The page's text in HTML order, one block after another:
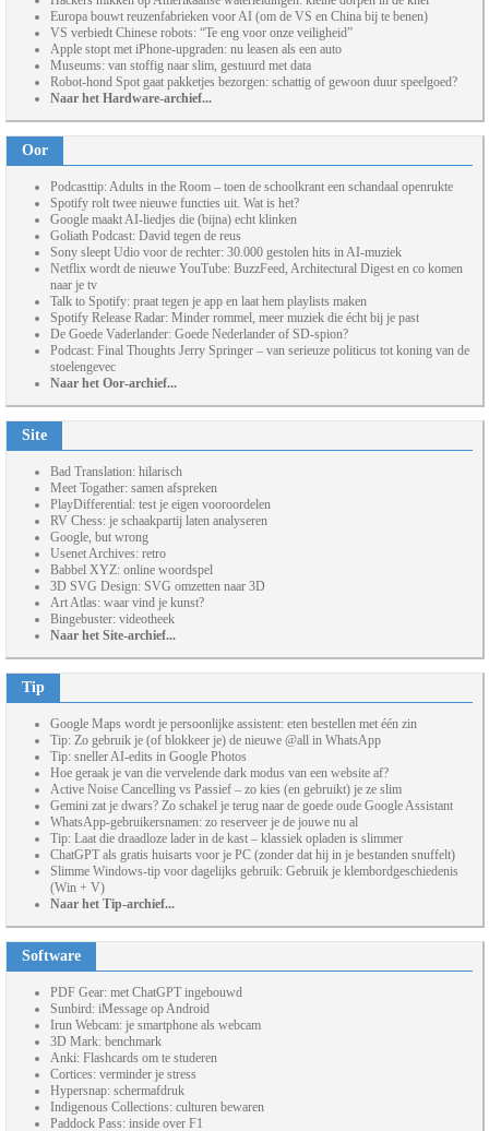
Europa bouwt reuzenfabrieken voor AI (om de VS en China bij te benen)
VS verbiedt Chinese robots: “Te eng voor onze veiligheid”
Apple stopt met iPhone-upgraden: nu leasen als een auto
Museums: van stoffig naar slim, gestuurd met data
Robot-hond Spot gaat pakketjes bezorgen: schattig of gewoon duur speelgoed?
Naar het Hardware-archief...
Oor
Podcasttip: Adults in the Room – toen de schoolkrant een schandaal openrukte
Spotify rolt twee nieuwe functies uit. Wat is het?
Google maakt AI-liedjes die (bijna) echt klinken
Goliath Podcast: David tegen de reus
Sony sleept Udio voor de rechter: 30.000 gestolen hits in AI-muziek
Netflix wordt de nieuwe YouTube: BuzzFeed, Architectural Digest en co komen
naar je tv
Talk to Spotify: praat tegen je app en laat hem playlists maken
Spotify Release Radar: Minder rommel, meer muziek die écht bij je past
De Goede Vaderlander: Goede Nederlander of SD-spion?
Podcast: Final Thoughts Jerry Springer – van serieuze politicus tot koning van de
stoelengevec
Naar het Oor-archief...
Site
Bad Translation: hilarisch
Meet Togather: samen afspreken
PlayDifferential: test je eigen vooroordelen
RV Chess: je schaakpartij laten analyseren
Google, but wrong
Usenet Archives: retro
Babbel XYZ: online woordspel
3D SVG Design: SVG omzetten naar 3D
Art Atlas: waar vind je kunst?
Bingebuster: videotheek
Naar het Site-archief...
Tip
Google Maps wordt je persoonlijke assistent: eten bestellen met één zin
Tip: Zo gebruik je (of blokkeer je) de nieuwe @all in WhatsApp
Tip: sneller AI-edits in Google Photos
Hoe geraak je van die vervelende dark modus van een website af?
Active Noise Cancelling vs Passief – zo kies (en gebruikt) je ze slim
Gemini zat je dwars? Zo schakel je terug naar de goede oude Google Assistant
WhatsApp-gebruikersnamen: zo reserveer je de jouwe nu al
Tip: Laat die draadloze lader in de kast – klassiek opladen is slimmer
ChatGPT als gratis huisarts voor je PC (zonder dat hij in je bestanden snuffelt)
Slimme Windows-tip voor dagelijks gebruik: Gebruik je klembordgeschiedenis
(Win + V)
Naar het Tip-archief...
Software
PDF Gear: met ChatGPT ingebouwd
Sunbird: iMessage op Android
Irun Webcam: je smartphone als webcam
3D Mark: benchmark
Anki: Flashcards om te studeren
Cortices: verminder je stress
Hypersnap: schermafdruk
Indigenous Collections: culturen bewaren
Paddock Pass: inside over F1